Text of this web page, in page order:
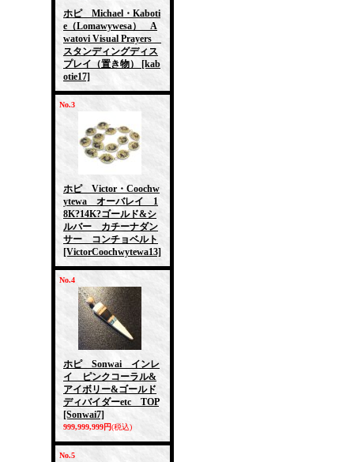
ホピ Michael・Kaboti
e（Lomawywesa） A
watovi Visual Prayers
スタンディングディス
プレイ（置き物）
[kab
otie17]
No.3
ホピ Victor・Coochw
ytewa オーバレイ 1
8K?14K?ゴールド&シ
ルバー カチーナダン
サー コンチョベルト
[VictorCoochwytewa13]
No.4
ホピ Sonwai インレ
イ ピンクコーラル&
アイボリー&ゴールド
ディバイダーetc TOP
[Sonwai7]
999,999,999円(税込)
No.5